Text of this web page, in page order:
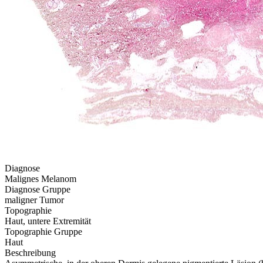
Diagnose
Malignes Melanom
Diagnose Gruppe
maligner Tumor
Topographie
Haut, untere Extremität
Topographie Gruppe
Haut
Beschreibung